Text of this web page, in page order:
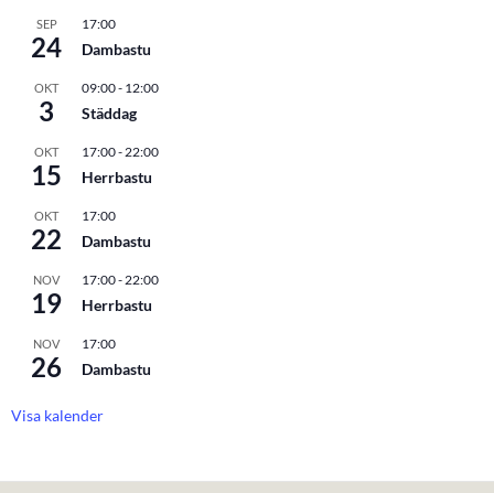
SEP
24
17:00
Dambastu
OKT
3
09:00- 12:00
Städdag
OKT
15
17:00- 22:00
Herrbastu
OKT
22
17:00
Dambastu
NOV
19
17:00- 22:00
Herrbastu
NOV
26
17:00
Dambastu
Visa kalender